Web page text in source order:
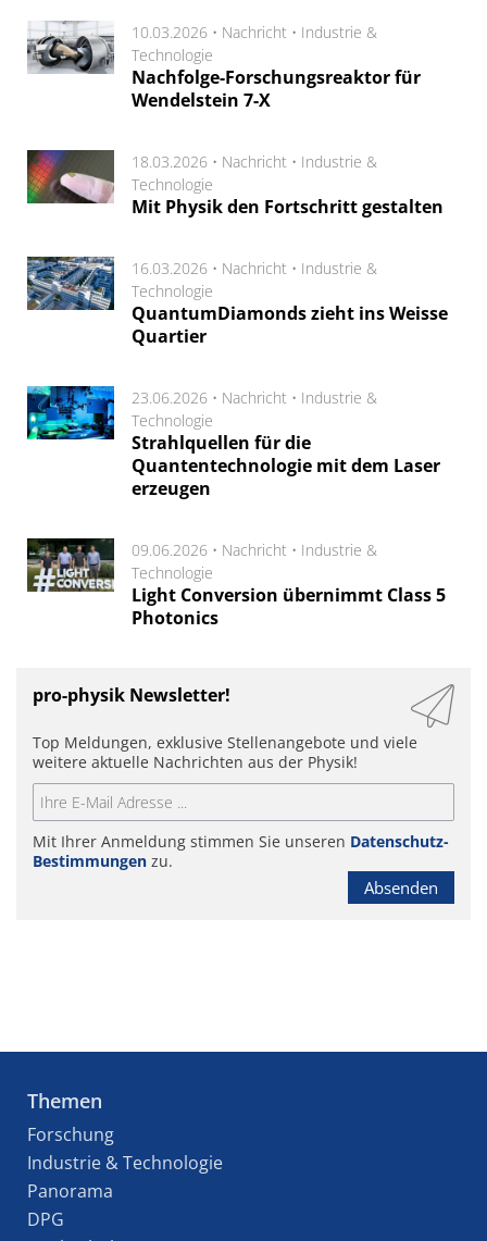
10.03.2026 • Nachricht • Industrie &
Technologie
Nachfolge-Forschungsreaktor für
Wendelstein 7-X
18.03.2026 • Nachricht • Industrie &
Technologie
Mit Physik den Fortschritt gestalten
16.03.2026 • Nachricht • Industrie &
Technologie
QuantumDiamonds zieht ins Weisse
Quartier
23.06.2026 • Nachricht • Industrie &
Technologie
Strahlquellen für die
Quantentechnologie mit dem Laser
erzeugen
09.06.2026 • Nachricht • Industrie &
Technologie
Light Conversion übernimmt Class 5
Photonics
pro-physik Newsletter!
Top Meldungen, exklusive Stellenangebote und viele
weitere aktuelle Nachrichten aus der Physik!
Mit Ihrer Anmeldung stimmen Sie unseren Datenschutz-
Bestimmungen zu.
Absenden
Themen
Forschung
Industrie & Technologie
Panorama
DPG